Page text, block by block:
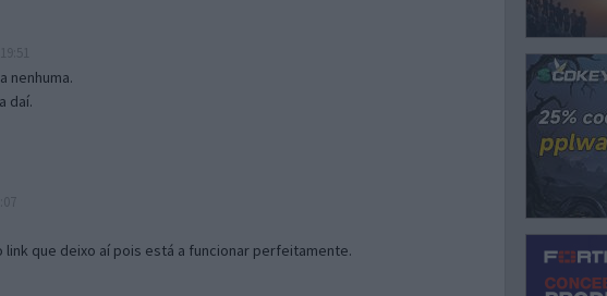
nenhuma.
daí.
que deixo aí pois está a funcionar perfeitamente.